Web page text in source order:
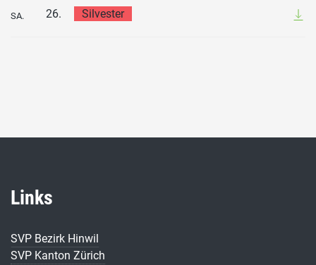
SA. 26. Silvester
Links
SVP Bezirk Hinwil
SVP Kanton Zürich